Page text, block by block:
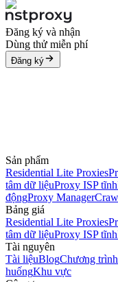
Đăng ký và nhận
Dùng thử miễn phí
Đăng ký
Sản phẩm
Residential Lite Proxies
tâm dữ liệuProxy ISP tĩnh
độngProxy Manager
Bảng giá
Residential Lite Proxies
tâm dữ liệuProxy ISP tĩnh
Tài nguyên
Tài liệuBlogChương
huốngKhu vực